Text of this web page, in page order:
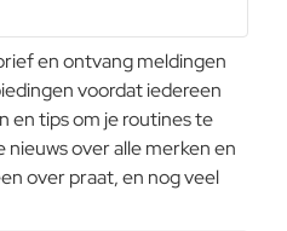
en ontvang meldingen
voordat iedereen
en tips om je routines te
over alle merken en
over praat, en nog veel